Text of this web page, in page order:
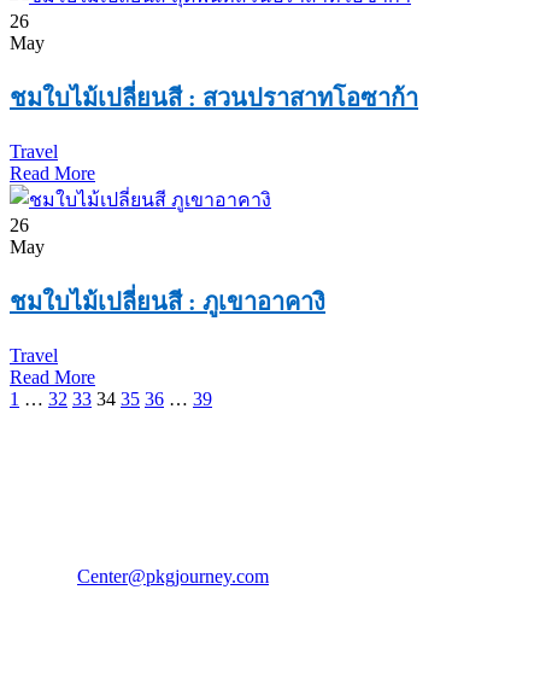
26
May
ชมใบไม้เปลี่ยนสี : สวนปราสาทโอซาก้า
Travel
Read More
26
May
ชมใบไม้เปลี่ยนสี : ภูเขาอาคางิ
Travel
Read More
1 … 32 33 34 35 36 … 39
Center@pkgjourney.com